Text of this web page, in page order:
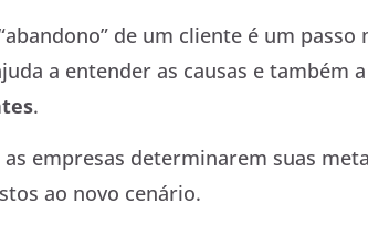
de um cliente é um
a entender as causas e também a
.
empresas determinarem suas
ao novo cenário.